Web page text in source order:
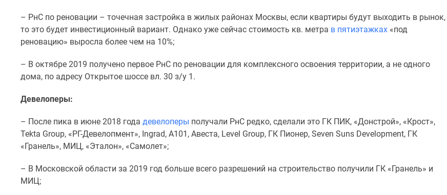
Коттеджные
поселки
Готовые
коттеджные
Строящиеся
Коттеджные
поселки
Коттеджные
поселки
– РнС по реновации – точечная застройка в жилых районах Москвы, если квартиры будут выходить в рынок,
то это будет инвестиционный вариант. Однако уже сейчас стоимость кв. метра в пятиэтажках «под
реновацию» выросла более чем на 10%;
– В октябре 2019 получено первое РнС по реновации для комплексного освоения территории, а не одного
дома, по адресу Открытое шоссе вл. 30 з/у 1.
Девелоперы:
– После пика в июне 2018 года девелоперы получали РнС редко, сделали это ГК ПИК, «Донстрой», «Крост»,
Tekta Group, «РГ-Девелопмент», Ingrad, А101, Авеста, Level Group, ГК Пионер, Seven Suns Development, ГК
«Гранель», МИЦ, «Эталон», «Самолет»;
– В Московской области за 2019 год больше всего разрешений на строительство получили ГК «Гранель» и
МИЦ;